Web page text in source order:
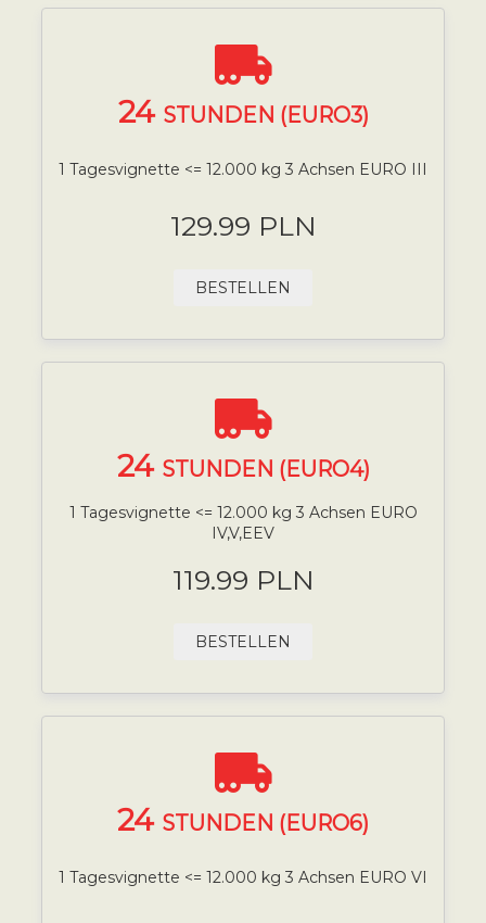
24 STUNDEN (EURO3)
1 Tagesvignette <= 12.000 kg 3 Achsen EURO III
129.99 PLN
BESTELLEN
24 STUNDEN (EURO4)
1 Tagesvignette <= 12.000 kg 3 Achsen EURO
IV,V,EEV
119.99 PLN
BESTELLEN
24 STUNDEN (EURO6)
1 Tagesvignette <= 12.000 kg 3 Achsen EURO VI